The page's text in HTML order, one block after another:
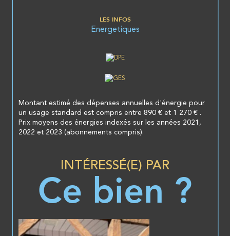
LES INFOS
Energetiques
Montant estimé des dépenses annuelles d'énergie pour
un usage standard est compris entre 890 € et 1 270 € .
Prix moyens des énergies indexés sur les années 2021,
2022 et 2023 (abonnements compris).
INTÉRESSÉ(E) PAR
Ce bien ?